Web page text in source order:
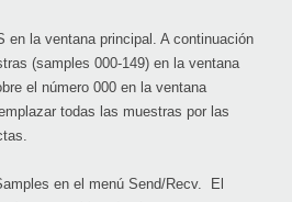
en la ventana principal. A continuación
(samples 000-149) en la ventana
el número 000 en la ventana
todas las muestras por las
en el menú Send/Recv. El